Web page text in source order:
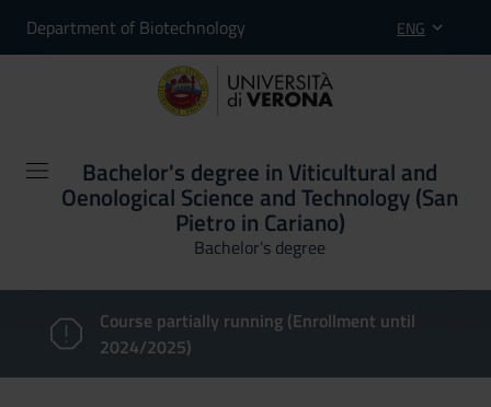
Department of Biotechnology ENG
Bachelor's degree in Viticultural and
Oenological Science and Technology (San
Pietro in Cariano)
Bachelor's degree
Course partially running (Enrollment until
2024/2025)